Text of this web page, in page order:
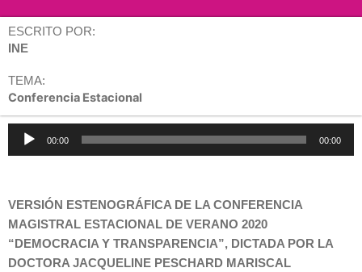
ESCRITO POR:
INE
TEMA:
Conferencia Estacional
Reproductor
00:00 00:00
VERSIÓN ESTENOGRÁFICA DE LA CONFERENCIA
MAGISTRAL ESTACIONAL DE VERANO 2020
“DEMOCRACIA Y TRANSPARENCIA”, DICTADA POR LA
DOCTORA JACQUELINE PESCHARD MARISCAL